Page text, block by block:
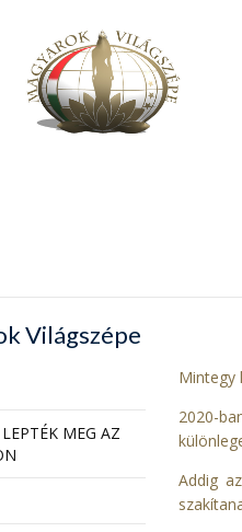
Világszépe
MEG AZ
Mintegy
2020-
Addig